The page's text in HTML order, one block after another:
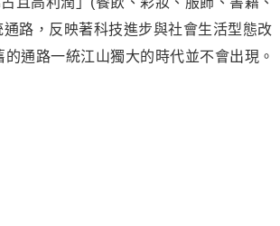
通路 ，反映著科技進步與社會生活型態改
的通路一統江山獨大的時代並不會出現 。